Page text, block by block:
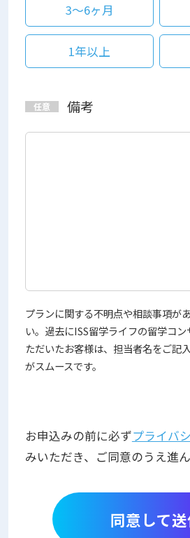
3～6ヶ月
1年以上
備考
プランに関する不明点や相談事項が
い。過去にISS留学ライフの留学コ
ただいたお客様は、担当者名をご記
がスムースです。
お申込みの前に必ずプライバ
みいただき、ご同意のうえ進ん
同意して